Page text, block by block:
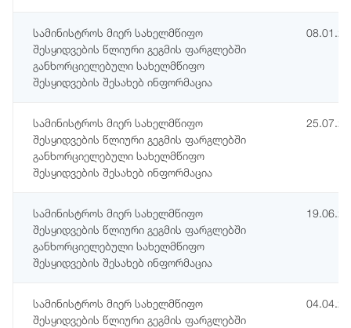
სამინისტროს მიერ სახელმწიფო
შესყიდვების წლიური გეგმის ფარგლებში
განხორციელებული სახელმწიფო
შესყიდვების შესახებ ინფორმაცია
სამინისტროს მიერ სახელმწიფო
შესყიდვების წლიური გეგმის ფარგლებში
განხორციელებული სახელმწიფო
შესყიდვების შესახებ ინფორმაცია
სამინისტროს მიერ სახელმწიფო
შესყიდვების წლიური გეგმის ფარგლებში
განხორციელებული სახელმწიფო
შესყიდვების შესახებ ინფორმაცია
სამინისტროს მიერ სახელმწიფო
შესყიდვების წლიური გეგმის ფარგლებში